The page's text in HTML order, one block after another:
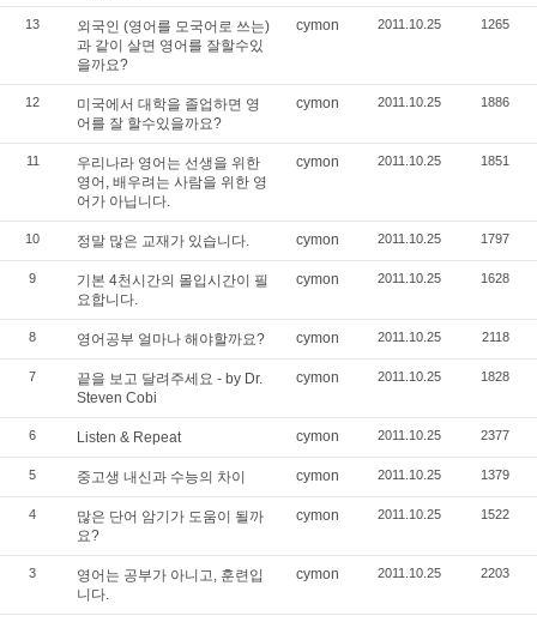
13
외국인 (영어를 모국어로 쓰는)
과 같이 살면 영어를 잘할수있
을까요?
cymon 2011.10.25 1265
12
미국에서 대학을 졸업하면 영
어를 잘 할수있을까요?
cymon 2011.10.25 1886
11
우리나라 영어는 선생을 위한
영어, 배우려는 사람을 위한 영
어가 아닙니다.
cymon 2011.10.25 1851
10 정말 많은 교재가 있습니다. cymon 2011.10.25 1797
9
기본 4천시간의 몰입시간이 필
요합니다.
cymon 2011.10.25 1628
8 영어공부 얼마나 해야할까요? cymon 2011.10.25 2118
7
끝을 보고 달려주세요 - by Dr.
Steven Cobi
cymon 2011.10.25 1828
6 Listen & Repeat cymon 2011.10.25 2377
5 중고생 내신과 수능의 차이 cymon 2011.10.25 1379
4
많은 단어 암기가 도움이 될까
요?
cymon 2011.10.25 1522
3
영어는 공부가 아니고, 훈련입
니다.
cymon 2011.10.25 2203